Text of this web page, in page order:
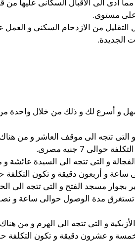
مستوى.
من الازدحام السكنى و العمل
الجديدة.
و أسرع لك و ذلك من خلال واحدة من
تتجه الى موقف العاشر و من
7 جنيه مصرى.
و التى تتجه الى السيدة
دقيقة و تكون التكلفة حوالى 7.5
مسجد الفتح و التى تتجه الى
و التى تتجه الى الهرم و من
دقيقة و تكون التكلفة حوالى 9.5 جنيه